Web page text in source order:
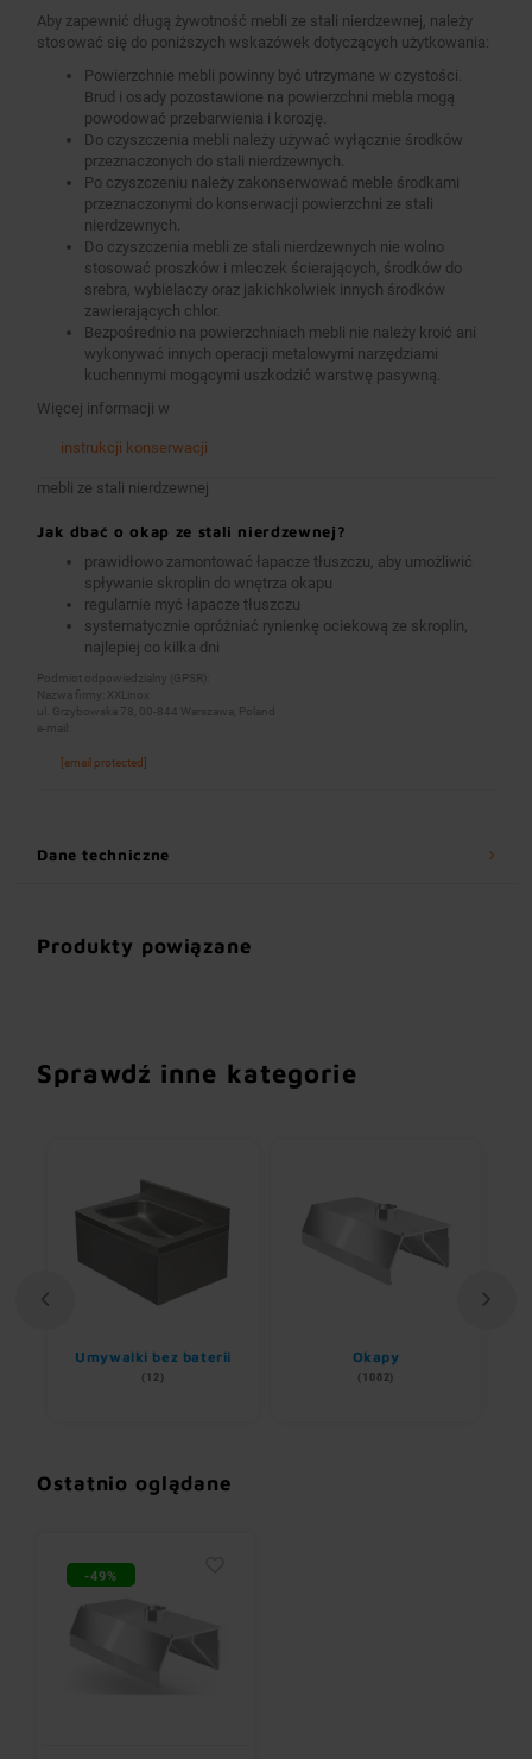
Aby zapewnić długą żywotność mebli ze stali nierdzewnej, należy
stosować się do poniższych wskazówek dotyczących użytkowania:
Powierzchnie mebli powinny być utrzymane w czystości.
Brud i osady pozostawione na powierzchni mebla mogą
powodować przebarwienia i korozję.
Do czyszczenia mebli należy używać wyłącznie środków
przeznaczonych do stali nierdzewnych.
Po czyszczeniu należy zakonserwować meble środkami
przeznaczonymi do konserwacji powierzchni ze stali
nierdzewnych.
Do czyszczenia mebli ze stali nierdzewnych nie wolno
stosować proszków i mleczek ścierających, środków do
srebra, wybielaczy oraz jakichkolwiek innych środków
zawierających chlor.
Bezpośrednio na powierzchniach mebli nie należy kroić ani
wykonywać innych operacji metalowymi narzędziami
kuchennymi mogącymi uszkodzić warstwę pasywną.
Więcej informacji w
instrukcji konserwacji
mebli ze stali nierdzewnej
Jak dbać o okap ze stali nierdzewnej?
prawidłowo zamontować łapacze tłuszczu, aby umożliwić
spływanie skroplin do wnętrza okapu
regularnie myć łapacze tłuszczu
systematycznie opróżniać rynienkę ociekową ze skroplin,
najlepiej co kilka dni
Podmiot odpowiedzialny (GPSR):
Nazwa firmy: XXLinox
ul. Grzybowska 78, 00-844 Warszawa, Poland
e-mail:
[email protected]
Dane techniczne
Produkty powiązane
Sprawdź inne kategorie
Umywalki bez baterii
(12)
Okapy
(1082)
Ostatnio oglądane
-49%